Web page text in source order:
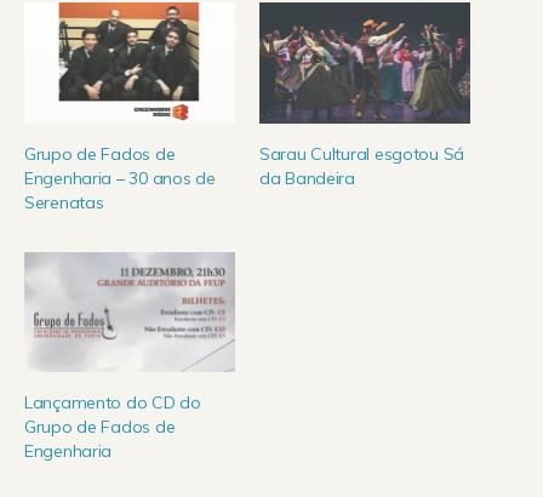
Grupo de Fados de
Engenharia – 30 anos de
Serenatas
Sarau Cultural esgotou Sá
da Bandeira
Lançamento do CD do
Grupo de Fados de
Engenharia